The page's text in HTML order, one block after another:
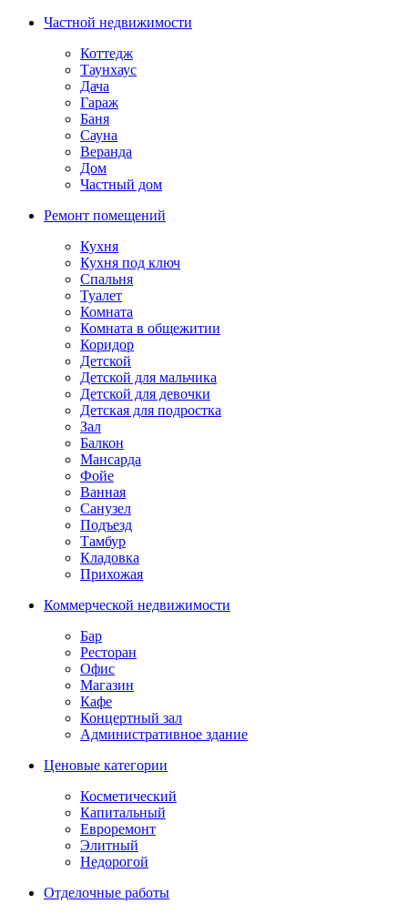
Частной недвижимости
Коттедж
Таунхаус
Дача
Гараж
Баня
Сауна
Веранда
Дом
Частный дом
Ремонт помещений
Кухня
Кухня под ключ
Спальня
Туалет
Комната
Комната в общежитии
Коридор
Детской
Детской для мальчика
Детской для девочки
Детская для подростка
Зал
Балкон
Мансарда
Фойе
Ванная
Санузел
Подъезд
Тамбур
Кладовка
Прихожая
Коммерческой недвижимости
Бар
Ресторан
Офис
Магазин
Кафе
Концертный зал
Административное здание
Ценовые категории
Косметический
Капитальный
Евроремонт
Элитный
Недорогой
Отделочные работы